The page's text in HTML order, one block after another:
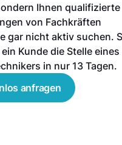
Ihnen qualifizierte
von Fachkräften
gar nicht aktiv suchen.
Kunde die Stelle eines
in nur 13 Tagen.
anfragen